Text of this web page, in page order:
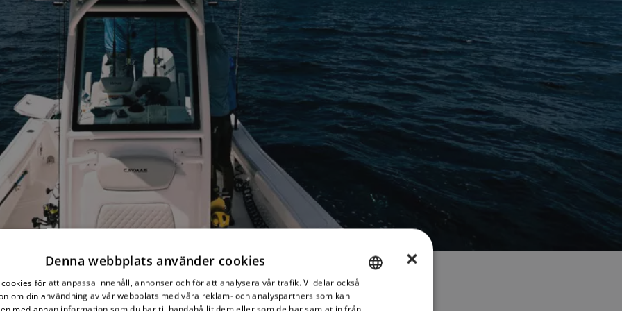
ÖPPEN ANTENN
×
Denna webbplats använder cookies
för att anpassa innehåll, annonser och för att analysera vår trafik. Vi delar också
om din användning av vår webbplats med våra reklam- och analyspartners som kan